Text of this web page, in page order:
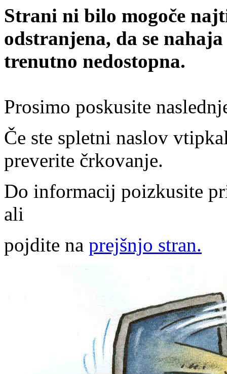
Strani ni bilo mogoče
odstranjena, da se
trenutno nedostopna.
Prosimo poskusite
Če ste spletni naslov
preverite črkovanje.
Do informacij poizkusite
ali
pojdite na prejšnjo stran.